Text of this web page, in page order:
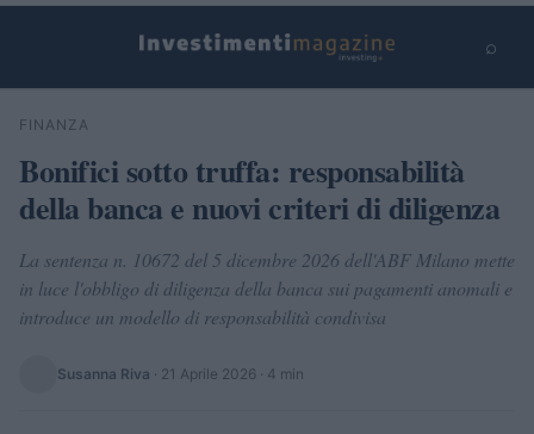
⌕
Cerca
FINANZA
Bonifici sotto truffa: responsabilità
della banca e nuovi criteri di diligenza
La sentenza n. 10672 del 5 dicembre 2026 dell'ABF Milano mette
in luce l'obbligo di diligenza della banca sui pagamenti anomali e
introduce un modello di responsabilità condivisa
Susanna Riva · 21 Aprile 2026 · 4 min